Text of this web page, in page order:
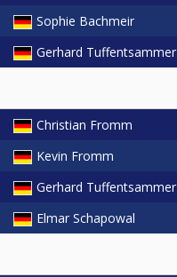
Sophie Bachmeir
Gerhard Tuffentsammer
Christian Fromm
Kevin Fromm
Gerhard Tuffentsammer
Elmar Schapowal